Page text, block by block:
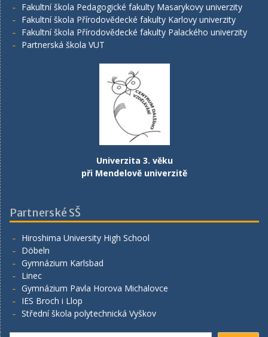
Fakultní škola Pedagogické fakulty Masarykovy univerzity
Fakultní škola Přírodovědecké fakulty Karlovy univerzity
Fakultní škola Přírodovědecké fakulty Palackého univerzity
Partnerská škola VUT
Univerzita 3. věku
při Mendelově univerzitě
Partnerské SŠ
Hiroshima University High School
Döbeln
Gymnázium Karlsbad
Linec
Gymnázium Pavla Horova Michalovce
IES Broch i Llop
Střední škola polytechnická Vyškov